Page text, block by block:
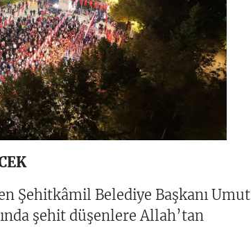
Şehitkâmil Belediye Başkanı Umut
şehit düşenlere Allah’tan